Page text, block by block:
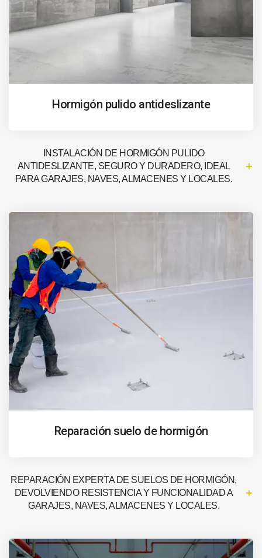
Hormigón pulido antideslizante
INSTALACIÓN DE HORMIGÓN PULIDO
ANTIDESLIZANTE, SEGURO Y DURADERO, IDEAL
PARA GARAJES, NAVES, ALMACENES Y LOCALES.
Reparación suelo de hormigón
REPARACIÓN EXPERTA DE SUELOS DE HORMIGÓN,
DEVOLVIENDO RESISTENCIA Y FUNCIONALIDAD A
GARAJES, NAVES, ALMACENES Y LOCALES.